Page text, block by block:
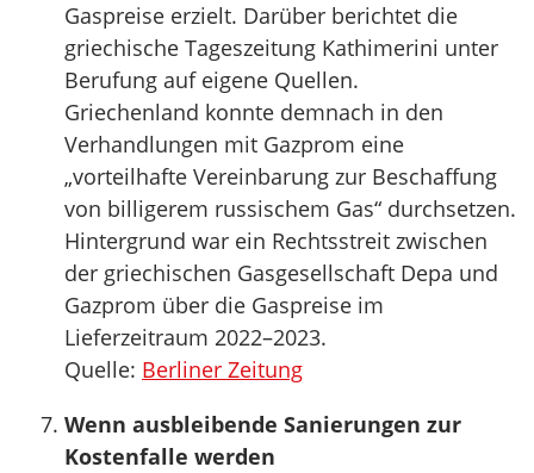
Gaspreise erzielt. Darüber berichtet die
griechische Tageszeitung Kathimerini unter
Berufung auf eigene Quellen.
Griechenland konnte demnach in den
Verhandlungen mit Gazprom eine
„vorteilhafte Vereinbarung zur Beschaffung
von billigerem russischem Gas“ durchsetzen.
Hintergrund war ein Rechtsstreit zwischen
der griechischen Gasgesellschaft Depa und
Gazprom über die Gaspreise im
Lieferzeitraum 2022–2023.
Quelle: Berliner Zeitung
Wenn ausbleibende Sanierungen zur
Kostenfalle werden